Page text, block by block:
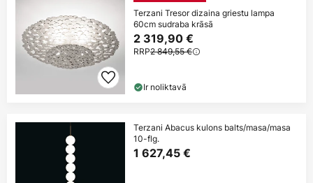
Terzani Tresor dizaina griestu lampa
60cm sudraba krāsā
2 319,90 €
RRP2 849,55 €
Ir noliktavā
Terzani Abacus kulons balts/masa/masa
10-flg.
1 627,45 €